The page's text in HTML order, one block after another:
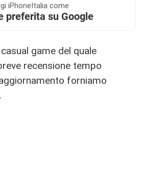
iPhoneItalia come
preferita su Google
game del quale
recensione tempo
forniamo